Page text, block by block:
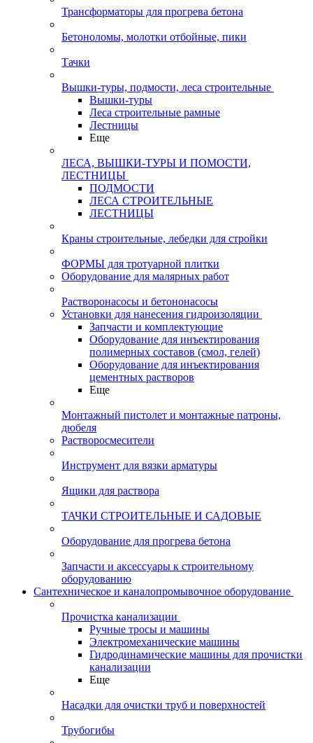
Трансформаторы для прогрева бетона
Бетоноломы, молотки отбойные, пики
Тачки
Вышки-туры, подмости, леса строительные
Вышки-туры
Леса строительные рамные
Лестницы
Еще
ЛЕСА, ВЫШКИ-ТУРЫ И ПОМОСТИ,
ЛЕСТНИЦЫ
ПОДМОСТИ
ЛЕСА СТРОИТЕЛЬНЫЕ
ЛЕСТНИЦЫ
Краны строительные, лебедки для стройки
ФОРМЫ для тротуарной плитки
Оборудование для малярных работ
Растворонасосы и бетононасосы
Установки для нанесения гидроизоляции
Запчасти и комплектующие
Оборудование для инъектирования
полимерных составов (смол, гелей)
Оборудование для инъектирования
цементных растворов
Еще
Монтажный пистолет и монтажные патроны,
дюбеля
Растворосмесители
Инструмент для вязки арматуры
Ящики для раствора
ТАЧКИ СТРОИТЕЛЬНЫЕ И САДОВЫЕ
Оборудование для прогрева бетона
Запчасти и аксессуары к строительному
оборудованию
Сантехническое и каналопромывочное оборудование
Прочистка канализации
Ручные тросы и машины
Электромеханические машины
Гидродинамические машины для прочистки
канализации
Еще
Насадки для очистки труб и поверхностей
Трубогибы